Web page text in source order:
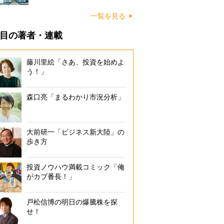
一覧を見る
の著者・連載
藤川里絵「さあ、投資を始めよ
う！」
森口亮「まるわかり市況分析」
大前研一「ビジネス新大陸」の
歩き方
投資ノウハウ満載コミック「俺
がカブ番長！」
戸松信博の明日の爆騰株を探
せ！